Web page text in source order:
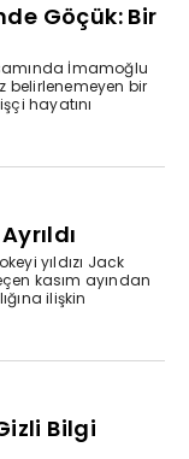
Göçük: Bir
İmamoğlu
belirlenemeyen bir
hayatını
yıldızı Jack
kasım ayından
ilişkin
Bilgi